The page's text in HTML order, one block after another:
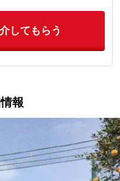
してもらう
報